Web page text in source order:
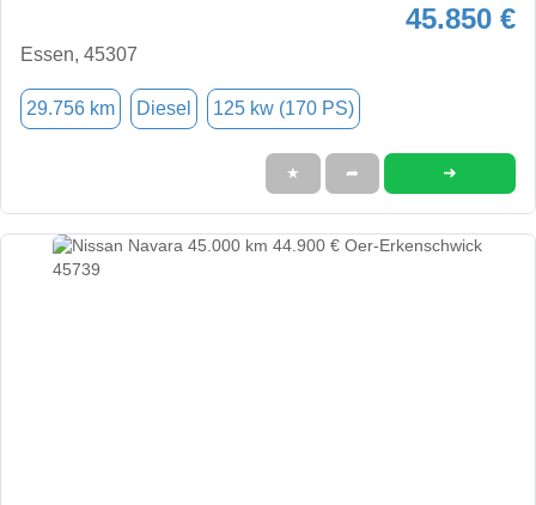
45.850 €
Essen, 45307
29.756 km Diesel 125 kw (170 PS)
★ ➦ ➜